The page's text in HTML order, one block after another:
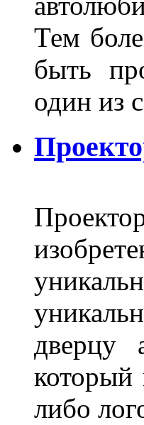
Тем
быть
один из
дверцу
который
либо